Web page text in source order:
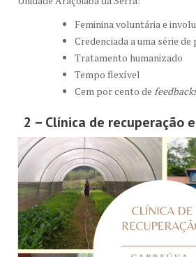
Feminina voluntária e
Credenciada a uma série de
Tratamento humanizado
Tempo flexível
Cem por cento de
2 – Clínica de recuperação